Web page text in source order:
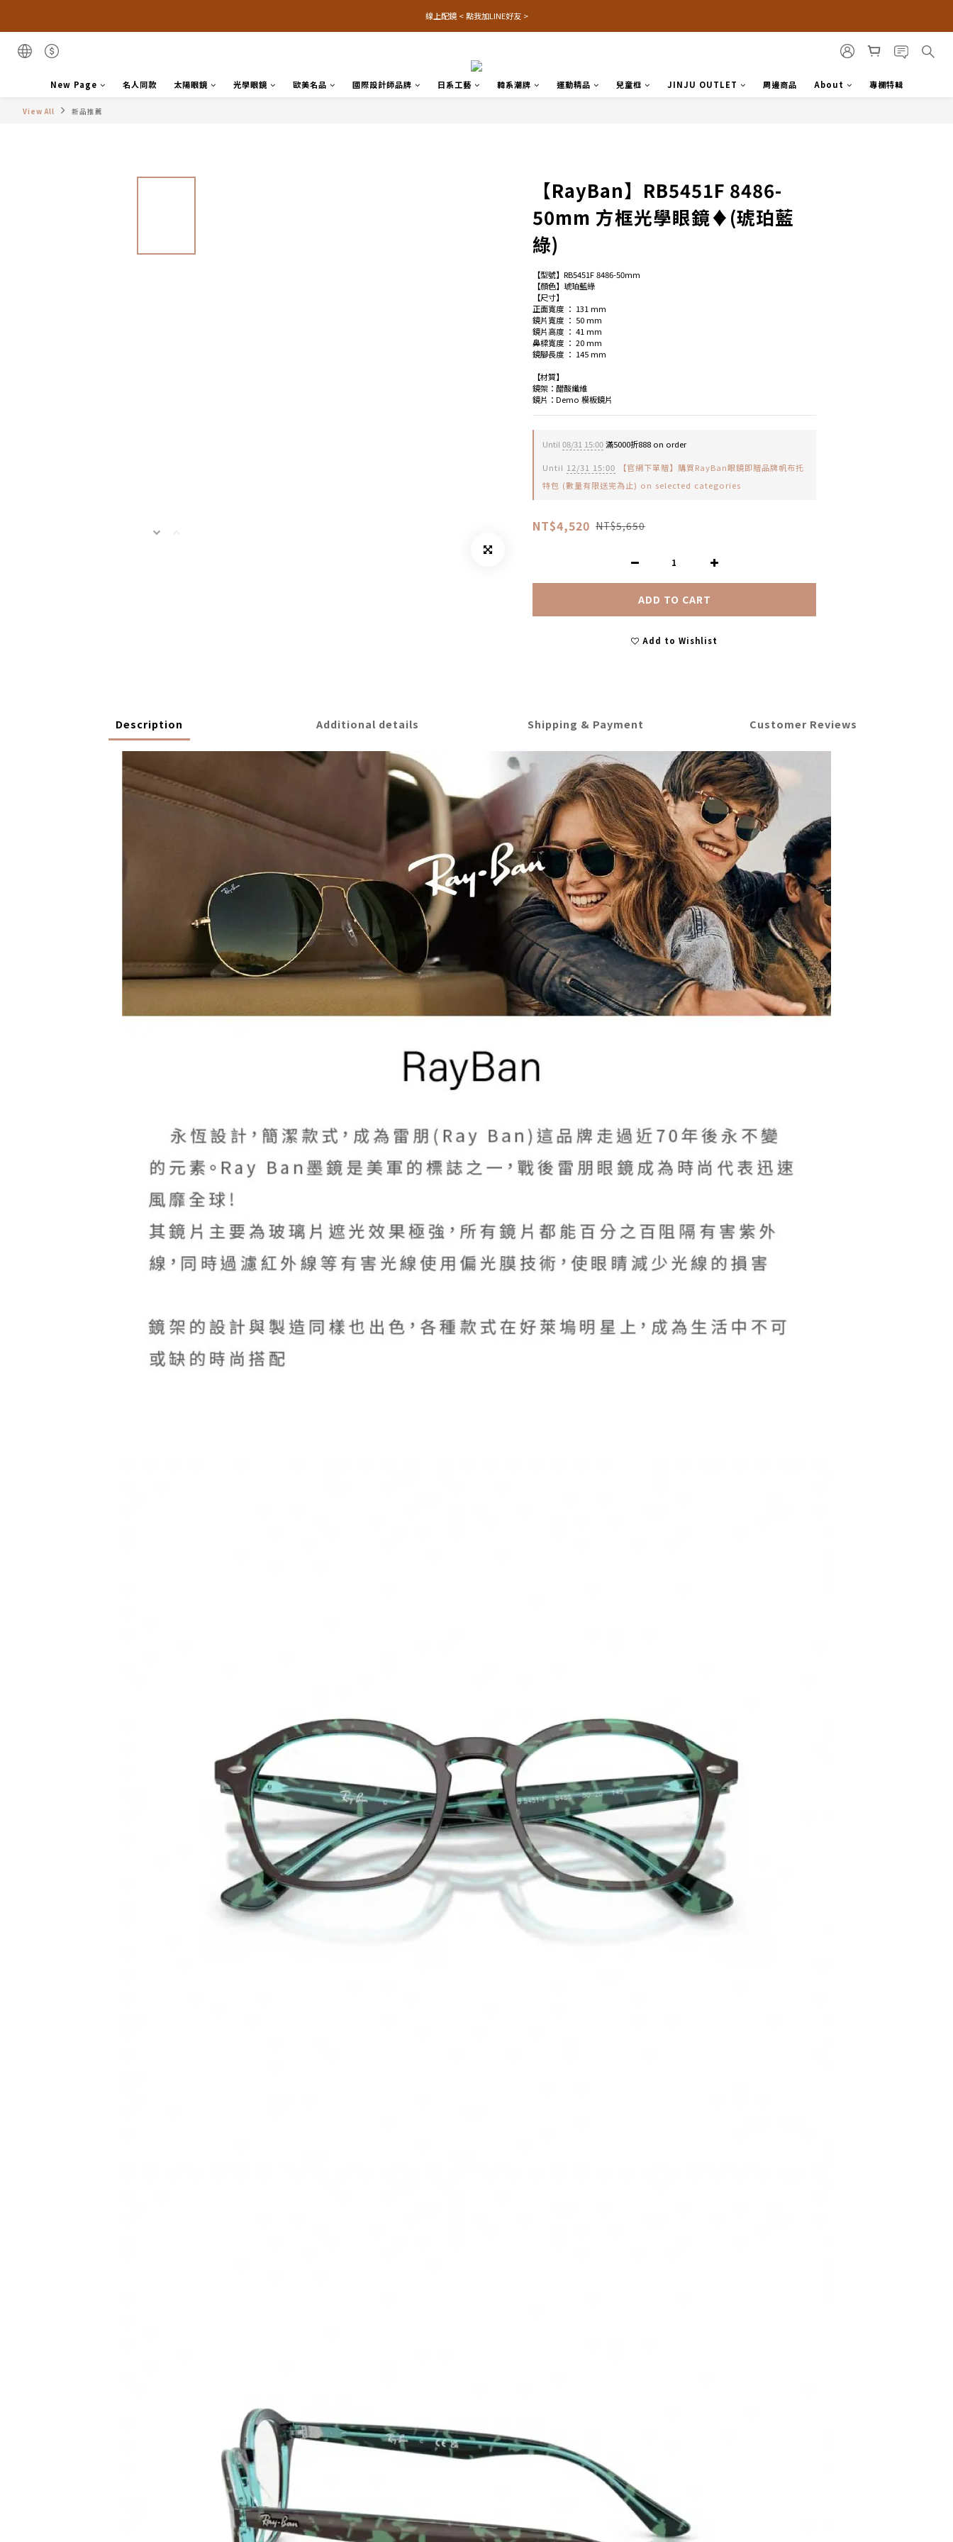
線上配鏡 < 點我加LINE好友 >
New Page 名人同款 太陽眼鏡 光學眼鏡 歐美名品 國際設計師品牌 日系工藝 韓系潮牌 運動精品 兒童框 JINJU OUTLET 周邊商品 About 專欄特輯
View All 新品推薦
【RayBan】RB5451F 8486-
50mm 方框光學眼鏡♦(琥珀藍
綠)
【型號】RB5451F 8486-50mm
【顏色】琥珀藍綠
【尺寸】
正面寬度 ： 131 mm
鏡片寬度 ： 50 mm
鏡片高度 ： 41 mm
鼻樑寬度 ： 20 mm
鏡腳長度 ： 145 mm
【材質】
鏡架：醋酸纖維
鏡片：Demo 模板鏡片
Until 08/31 15:00滿5000折888 on order
Until 12/31 15:00 【官網下單贈】購買RayBan眼鏡即贈品牌帆布托
特包 (數量有限送完為止) on selected categories
NT$4,520 NT$5,650
ADD TO CART
Add to Wishlist
Description Additional details Shipping & Payment Customer Reviews